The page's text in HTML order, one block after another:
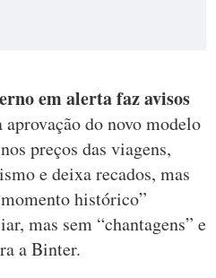
em alerta faz avisos
aprovação do novo modelo
preços das viagens,
e deixa recados, mas
histórico”
mas sem “chantagens” e
a Binter.